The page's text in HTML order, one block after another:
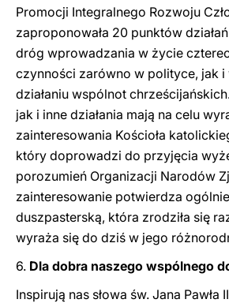
Promocji Integralnego Rozwoju
zaproponowała 20 punktów
dróg wprowadzania w życie
czynności zarówno w polityce, jak i
działaniu wspólnot
jak i inne działania mają na celu
zainteresowania Kościoła
który doprowadzi do przyjęcia
porozumień Organizacji Narodów
zainteresowanie potwierdza
duszpasterską, która zrodziła się
wyraża się do dziś w jego
6. Dla dobra naszego wspólnego
Inspirują nas słowa św. Jana Pawła